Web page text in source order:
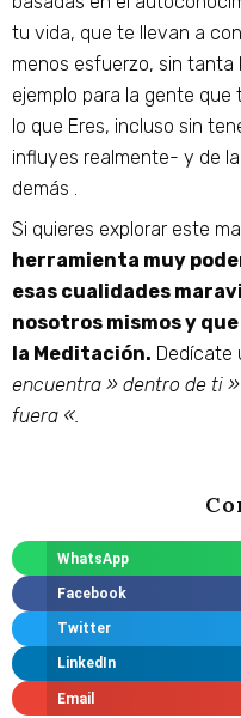
tu vida, que te llevan a
menos esfuerzo, sin tanta
ejemplo para la gente
lo que Eres, incluso sin
influyes realmente- y de
demás .
Si quieres explorar este
herramienta muy
esas cualidades
nosotros mismos y
la Meditación. Dedícate
encuentra » dentro de ti
fuera «.
WhatsApp
Facebook
Twitter
LinkedIn
Email